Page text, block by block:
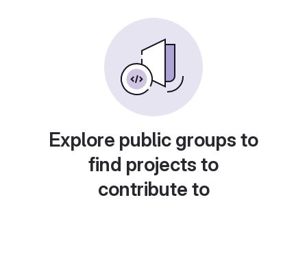
Explore public groups to
find projects to
contribute to